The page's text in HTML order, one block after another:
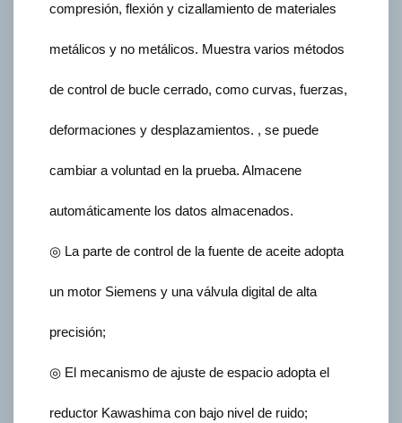
compresión, flexión y cizallamiento de materiales
metálicos y no metálicos. Muestra varios métodos
de control de bucle cerrado, como curvas, fuerzas,
deformaciones y desplazamientos. , se puede
cambiar a voluntad en la prueba. Almacene
automáticamente los datos almacenados.
◎ La parte de control de la fuente de aceite adopta
un motor Siemens y una válvula digital de alta
precisión;
◎ El mecanismo de ajuste de espacio adopta el
reductor Kawashima con bajo nivel de ruido;